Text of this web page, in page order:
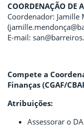
COORDENAÇÃO DE
Coordenador: Jamille
E-mail:
Compete a
Finanças (CGAF/
Atribuições:
Assessorar o